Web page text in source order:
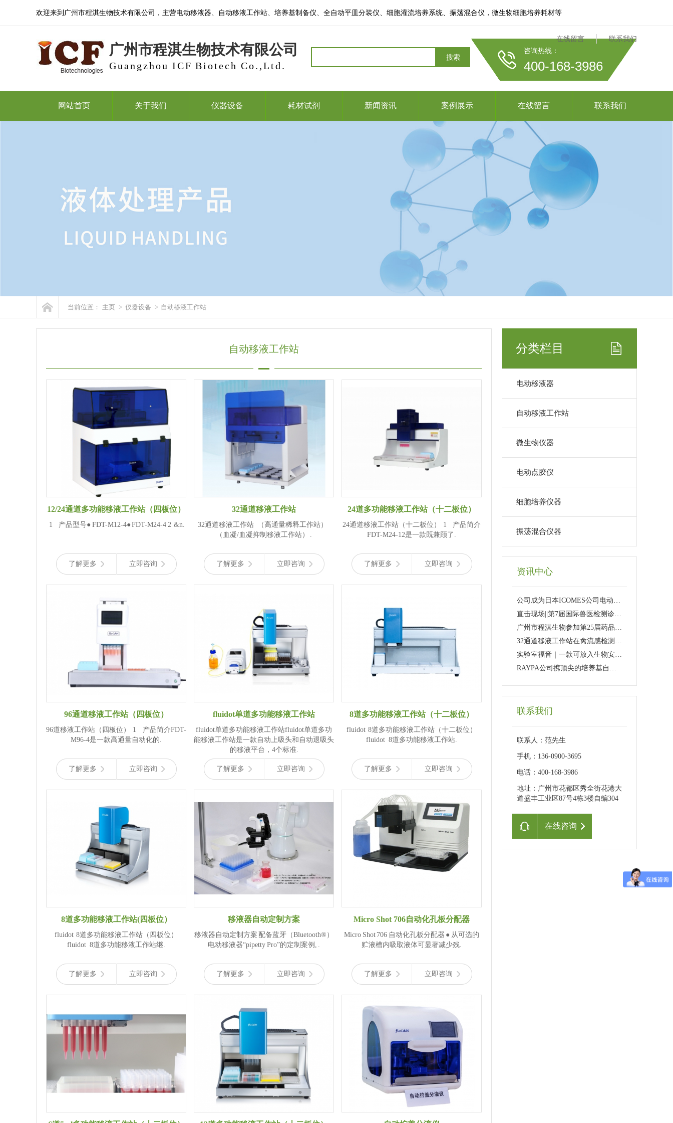
欢迎来到广州市程淇生物技术有限公司，主营电动移液器、自动移液工作站、培养基制备仪、全自动平皿分装仪、细胞灌流培养系统、振荡混合仪，微生物细胞培养耗材等
在线留言 联系我们
广州市程淇生物技术有限公司
Guangzhou ICF Biotech Co.,Ltd.
搜索
咨询热线：
400-168-3986
网站首页 关于我们 仪器设备 耗材试剂 新闻资讯 案例展示 在线留言 联系我们
当前位置： 主页 > 仪器设备 > 自动移液工作站
分类栏目
电动移液器
自动移液工作站
微生物仪器
电动点胶仪
细胞培养仪器
振荡混合仪器
资讯中心
公司成为日本ICOMES公司电动移液器pipetty产品中国区总代理
直击现场||第7届国际兽医检测诊断大会（AVDC）
广州市程淇生物参加第25届药品质量安全大会暨展览会精彩回顾
32通道移液工作站在禽流感检测血凝抑制实验（HI实验)中的应用
实验室福音｜一款可放入生物安全柜或洁净台的小型自动移液工作站
RAYPA公司携顶尖的培养基自动制备仪器亮相2026 analytica
联系我们
联系人：范先生
手机：136-0900-3695
电话：400-168-3986
地址：广州市花都区秀全街花港大
道盛丰工业区87号4栋3楼自编304
在线咨询
自动移液工作站
12/24通道多功能移液工作站（四板位）
1 产品型号● FDT-M12-4● FDT-M24-4 2 &n.
了解更多 立即咨询
32通道移液工作站
32通道移液工作站 （高通量稀释工作站）
（血凝/血凝抑制移液工作站） .
了解更多 立即咨询
24道多功能移液工作站（十二板位）
24通道移液工作站（十二板位） 1 产品简介
FDT-M24-12是一款既兼顾了.
了解更多 立即咨询
96通道移液工作站（四板位）
96道移液工作站（四板位） 1 产品简介FDT-
M96-4是一款高通量自动化的.
了解更多 立即咨询
fluidot单道多功能移液工作站
fluidot单道多功能移液工作站fluidot单道多功
能移液工作站是一款自动上吸头和自动退吸头
的移液平台，4个标准.
了解更多 立即咨询
8道多功能移液工作站（十二板位）
fluidot 8道多功能移液工作站（十二板位）
fluidot 8道多功能移液工作站.
了解更多 立即咨询
8道多功能移液工作站(四板位）
fluidot 8道多功能移液工作站（四板位）
fluidot 8道多功能移液工作站继.
了解更多 立即咨询
移液器自动定制方案
移液器自动定制方案 配备蓝牙（Bluetooth®）
电动移液器“pipetty Pro”的定制案例, .
了解更多 立即咨询
Micro Shot 706自动化孔板分配器
Micro Shot 706 自动化孔板分配器 ● 从可选的
贮液槽内吸取液体可显著减少残.
了解更多 立即咨询